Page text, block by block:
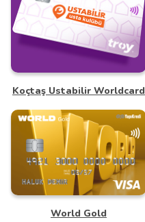
Koçtaş Ustabilir Worldcard
World Gold